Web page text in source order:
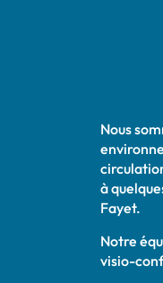
Nous
à
Fayet.
Notre
visio-